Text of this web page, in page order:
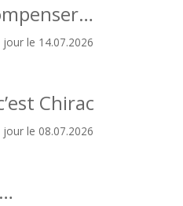
le 14.07.2026
Chirac
le 08.07.2026